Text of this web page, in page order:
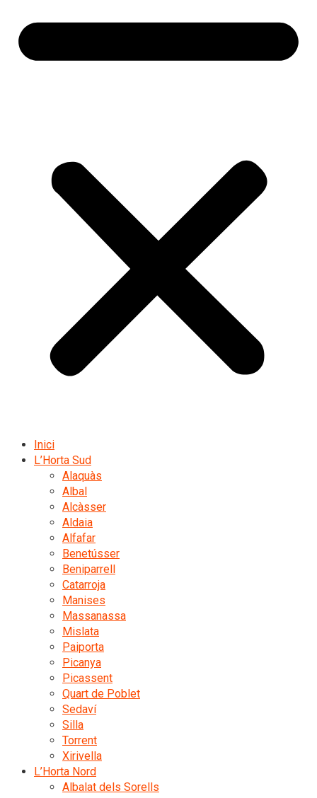
Inici
L’Horta Sud
Alaquàs
Albal
Alcàsser
Aldaia
Alfafar
Benetússer
Beniparrell
Catarroja
Manises
Massanassa
Mislata
Paiporta
Picanya
Picassent
Quart de Poblet
Sedaví
Silla
Torrent
Xirivella
L’Horta Nord
Albalat dels Sorells